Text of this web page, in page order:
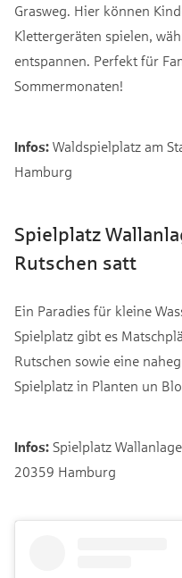
Grasweg. Hier können
Klettergeräten spielen,
entspannen. Perfekt für
Sommermonaten!
Infos: Waldspielplatz am
Hamburg
Spielplatz
Rutschen satt
Ein Paradies für kleine
Spielplatz gibt es
Rutschen sowie eine
Spielplatz in Planten un
Infos: Spielplatz
20359 Hamburg